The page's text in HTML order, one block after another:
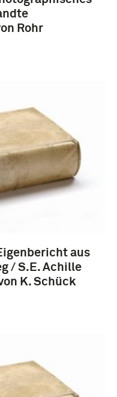
Rohr
aus
/ S.E. Achille
K. Schück